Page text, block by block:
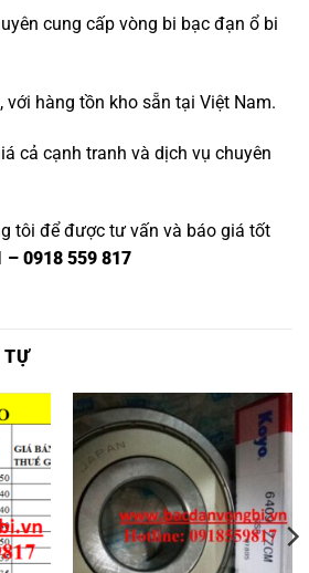
cung cấp vòng bi bạc đạn ổ bi
với hàng tồn kho sẵn tại Việt Nam.
cả cạnh tranh và dịch vụ chuyên
tôi để được tư vấn và báo giá tốt
– 0918 559 817
TỰ